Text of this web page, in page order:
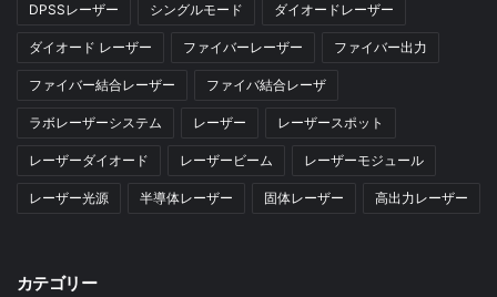
DPSSレーザー シングルモード ダイオードレーザー
ダイオード レーザー ファイバーレーザー ファイバー出力
ファイバー結合レーザー ファイバ結合レーザ
ラボレーザーシステム レーザー レーザースポット
レーザーダイオード レーザービーム レーザーモジュール
レーザー光源 半導体レーザー 固体レーザー 高出力レーザー
カテゴリー